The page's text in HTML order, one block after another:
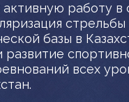
работу в
стрельбы
базы в
развитие
всех